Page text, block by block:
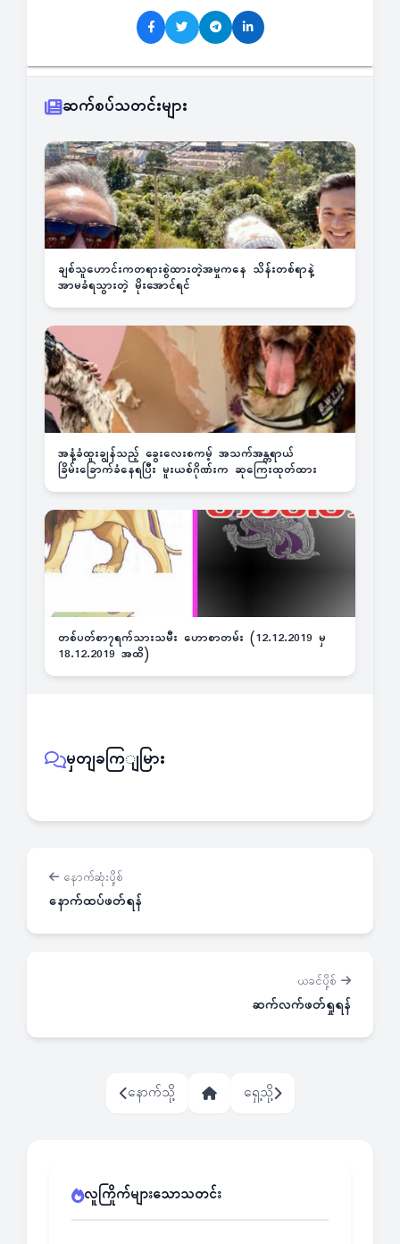
ဆက်စပ်သတင်းများ
ချစ်သူဟောင်းကတရားစွဲထားတဲ့အမှုကနေ သိန်းတစ်ရာနဲ့
အာမခံရသွားတဲ့ မိုးအောင်ရင်
အနံ့ခံထူးချွန်သည့် ခွေးလေးစကမ့် အသက်အန္တရာယ်
ခြိမ်းခြောက်ခံနေရပြီး မူးယစ်ဂိုဏ်းက ဆုကြေးထုတ်ထား
တစ်ပတ်စာ၇ရက်သားသမီး ဟောစာတမ်း (12.12.2019 မှ
18.12.2019 အထိ)
မှတျခကြျမြား
နောက်ဆုံးပို့စ်
နောက်ထပ်ဖတ်ရန်
ယခင်ပို့စ်
ဆက်လက်ဖတ်ရှုရန်
နောက်သို့ ရှေ့သို့
လူကြိုက်များသောသတင်း